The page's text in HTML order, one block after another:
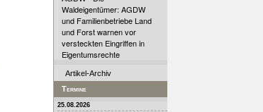
Waldeigentümer: AGDW
und Familienbetriebe Land
und Forst warnen vor
versteckten Eingriffen in
Eigentumsrechte
Artikel-Archiv
Termine
25.08.2026